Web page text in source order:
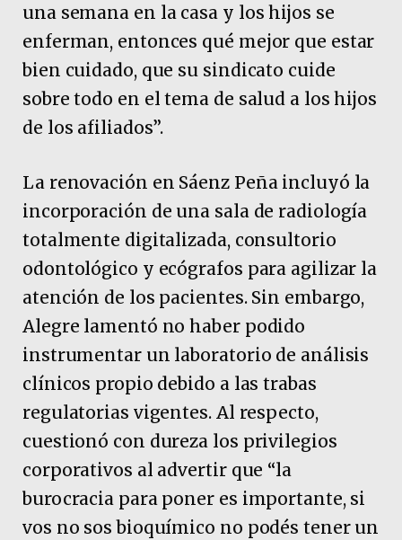
una semana en la casa y los hijos se
enferman, entonces qué mejor que estar
bien cuidado, que su sindicato cuide
sobre todo en el tema de salud a los hijos
de los afiliados”.
La renovación en Sáenz Peña incluyó la
incorporación de una sala de radiología
totalmente digitalizada, consultorio
odontológico y ecógrafos para agilizar la
atención de los pacientes. Sin embargo,
Alegre lamentó no haber podido
instrumentar un laboratorio de análisis
clínicos propio debido a las trabas
regulatorias vigentes. Al respecto,
cuestionó con dureza los privilegios
corporativos al advertir que “la
burocracia para poner es importante, si
vos no sos bioquímico no podés tener un